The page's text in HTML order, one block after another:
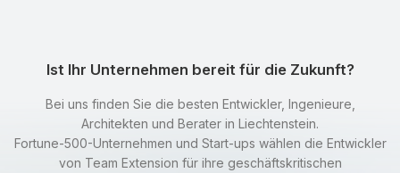
Ist Ihr Unternehmen bereit für die Zukunft?
Bei uns finden Sie die besten Entwickler, Ingenieure,
Architekten und Berater in Liechtenstein.
Fortune-500-Unternehmen und Start-ups wählen die Entwickler
von Team Extension für ihre geschäftskritischen